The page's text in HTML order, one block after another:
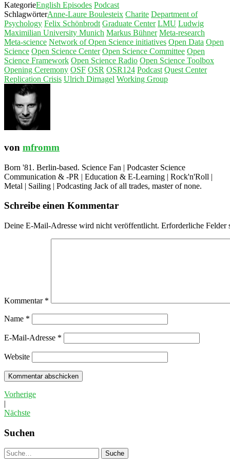
KategorieEnglish Episodes Podcast
SchlagwörterAnne-Laure Boulesteix Charite Department of
Psychology Felix Schönbrodt Graduate Center LMU Ludwig
Maximilian University Munich Markus Bühner Meta-research
Meta-science Network of Open Science initiatives Open Data Open
Science Open Science Center Open Science Committee Open
Science Framework Open Science Radio Open Science Toolbox
Opening Ceremony OSF OSR OSR124 Podcast Quest Center
Replication Crisis Ulrich Dirnagel Working Group
von mfromm
Born '81. Berlin-based. Science Fan | Podcaster Science
Communication & -PR | Education & E-Learning | Rock'n'Roll |
Metal | Sailing | Podcasting Jack of all trades, master of none.
Schreibe einen Kommentar
Deine E-Mail-Adresse wird nicht veröffentlicht. Erforderliche Felder
Kommentar *
Name *
E-Mail-Adresse *
Website
Vorherige
|
Nächste
Suchen
Suche